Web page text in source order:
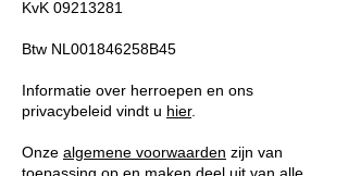
KvK 09213281
Btw NL001846258B45
Informatie over herroepen en ons
privacybeleid vindt u hier.
Onze algemene voorwaarden zijn van